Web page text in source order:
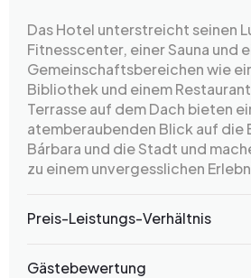
Das Hotel unterstreicht seinen
Fitnesscenter, einer Sauna und
Gemeinschaftsbereichen wie
Bibliothek und einem
Terrasse auf dem Dach bieten
atemberaubenden Blick auf die
Bárbara und die Stadt und
zu einem unvergesslichen
Preis-Leistungs-Verhältnis
Gästebewertung